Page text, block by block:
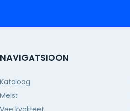
NAVIGATSIOON
Kataloog
Meist